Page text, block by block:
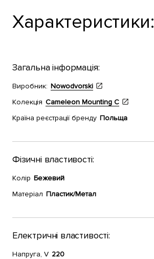
Характеристики:
Загальна інформація:
Виробник: Nowodvorski
Колекція Cameleon Mounting C
Країна реєстрації бренду Польща
Фізичні властивості:
Колір Бежевий
Матеріал Пластик/Метал
Електричні властивості:
Напруга, V 220